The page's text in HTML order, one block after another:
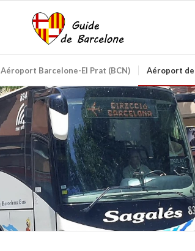
Aéroport Barcelone-El Prat (BCN) Aéroport de